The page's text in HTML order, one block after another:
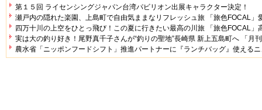
第１５回 ライセンシングジャパン台湾パビリオン出展キャラクター決定！
瀬戸内の隠れた楽園、上島町で自由気ままなリフレッシュ旅 「旅色FOCAL」
四万十川の上空をひとっ飛び！この夏に行きたい最高の川旅 「旅色FOCAL」
実は大の釣り好き！尾野真千子さんが“釣りの聖地”長崎県 新上五島町へ 「月
農水省「ニッポンフードシフト」推進パートナーに『ランチバッグ』使える